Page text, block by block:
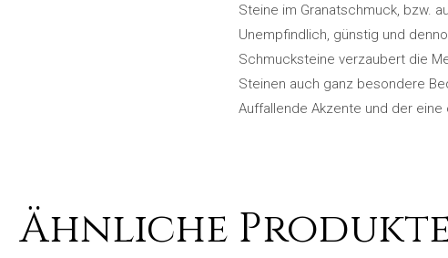
Steine im Granatschmuck, bzw.
Unempfindlich, günstig und
Schmucksteine verzaubert die
Steinen auch ganz besondere
Auffallende Akzente und der
Ähnliche